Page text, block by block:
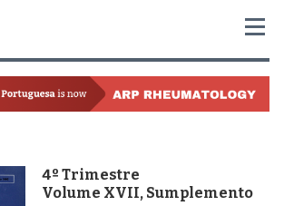
4º Trimestre
Volume XVII, Sumplemento